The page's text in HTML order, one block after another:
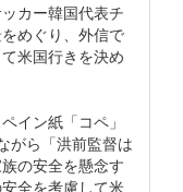
カー韓国代表チ
めぐり、外信で
米国行きを決め
イン紙「コペ」
がら「洪前監督は
の安全を懸念す
全を考慮して米